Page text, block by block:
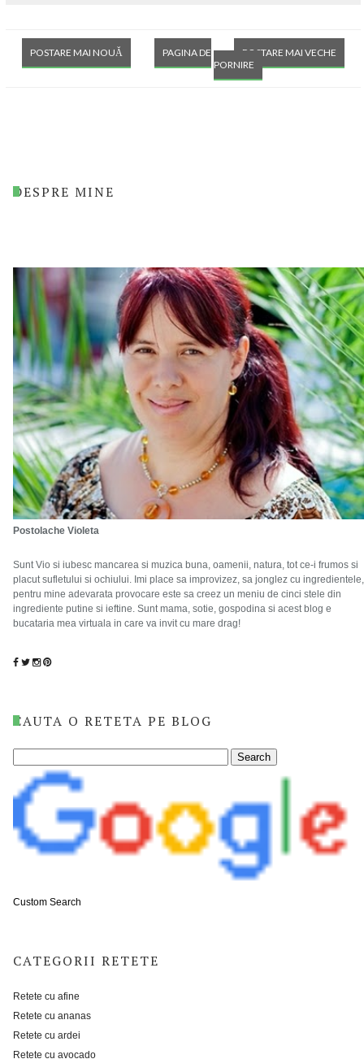
POSTARE MAI NOUĂ POSTARE MAI VECHE
PAGINA DE
PORNIRE
DESPRE MINE
Postolache Violeta
Sunt Vio si iubesc mancarea si muzica buna, oamenii, natura, tot ce-i frumos si
placut sufletului si ochiului. Imi place sa improvizez, sa jonglez cu ingredientele,
pentru mine adevarata provocare este sa creez un meniu de cinci stele din
ingrediente putine si ieftine. Sunt mama, sotie, gospodina si acest blog e
bucataria mea virtuala in care va invit cu mare drag!
CAUTA O RETETA PE BLOG
Custom Search
CATEGORII RETETE
Retete cu afine
Retete cu ananas
Retete cu ardei
Retete cu avocado